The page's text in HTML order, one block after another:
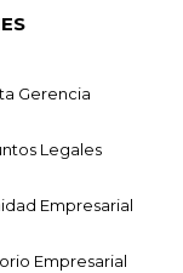
Gerencia
Legales
Empresarial
Empresarial